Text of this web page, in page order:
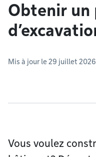
Obtenir un
Mis à jour le 29 juillet 2026
Vous voulez